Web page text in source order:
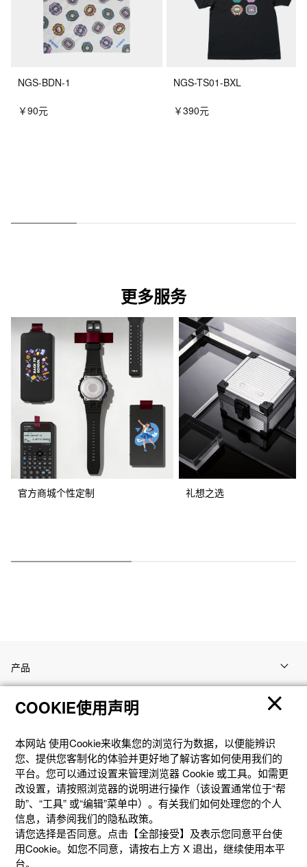
NGS-BDN-1
￥90元
NGS-TS01-BXL
￥390元
更多服务
官方商城个性定制 礼想之选
产品
客户支持
资讯
社交媒体
COOKIE使用声明
本网站 使⽤Cookie来收集您的浏览⾏为数据，以便能辨识
您、提供您客制化的体验并更好地了解访客如何使⽤我们的
平台。您可以通过设置来管理浏览器 Cookie 或⼯具。如需更
改设置，请按照浏览器的说明进⾏操作（该设置通常位于“帮
助”、“⼯具” 或“编辑”菜单中）。有关我们如何处理您的个⼈
信息，请参阅我们的隐私政策。
请您选择是否同意。点击【全部接受】及表示您同意平台使
用Cookie。如您不同意，请按右上⽅ X 退出，继续使⽤本平
台。